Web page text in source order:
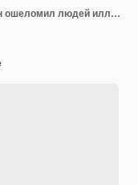
Ручной обращается плоский дизайн ошеломил людей иллюстрацией